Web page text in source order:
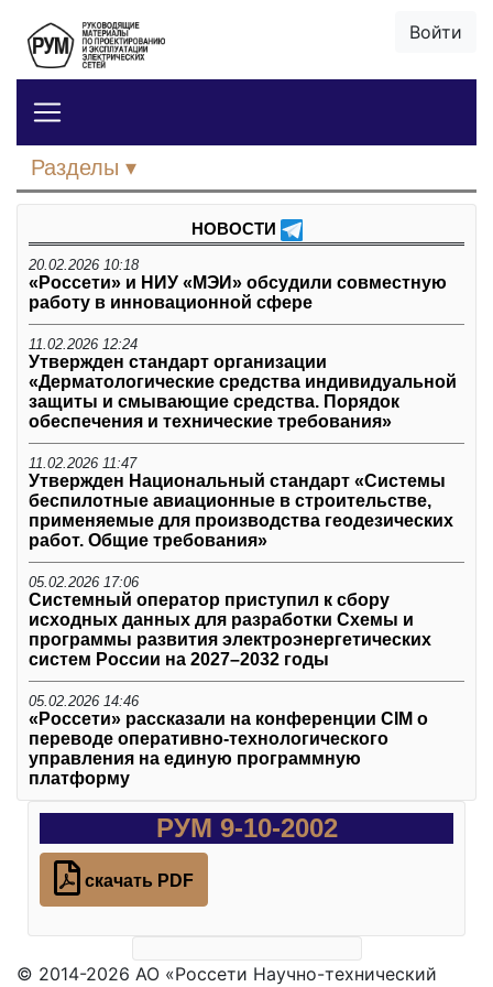
Войти
Разделы
НОВОСТИ
20.02.2026 10:18
«Россети» и НИУ «МЭИ» обсудили совместную
работу в инновационной сфере
11.02.2026 12:24
Утвержден стандарт организации
«Дерматологические средства индивидуальной
защиты и смывающие средства. Порядок
обеспечения и технические требования»
11.02.2026 11:47
Утвержден Национальный стандарт «Системы
беспилотные авиационные в строительстве,
применяемые для производства геодезических
работ. Общие требования»
05.02.2026 17:06
Системный оператор приступил к сбору
исходных данных для разработки Схемы и
программы развития электроэнергетических
систем России на 2027–2032 годы
05.02.2026 14:46
«Россети» рассказали на конференции CIM о
переводе оперативно-технологического
управления на единую программную
платформу
РУМ 9-10-2002
скачать PDF
© 2014-2026 АО «Россети Научно-технический